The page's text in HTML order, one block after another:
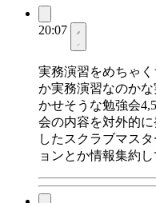
20:07
実務演習をめちゃ
か実務演習なのか
かせそうな勉強会
会の内容を対外的
したスクラブマス
ョンとか情報集約